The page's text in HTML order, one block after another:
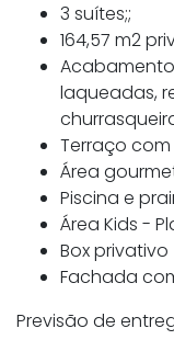
3 suítes;;
164,57 m2
laqueadas,
Terraço
Área
Piscina e
Área Kids -
Box privativo
Fachada
Previsão de